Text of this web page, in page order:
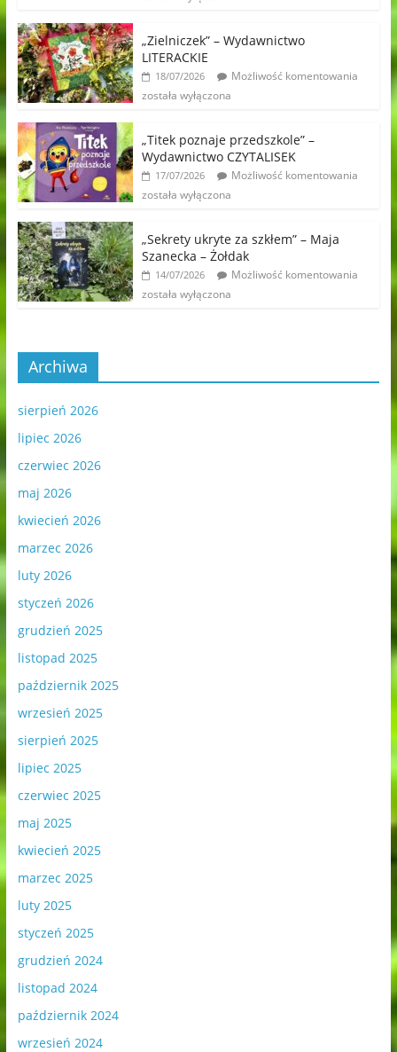
„Zielniczek” – Wydawnictwo
LITERACKIE
18/07/2026
Możliwość komentowania
została wyłączona
„Titek poznaje przedszkole” –
Wydawnictwo CZYTALISEK
17/07/2026
Możliwość komentowania
została wyłączona
„Sekrety ukryte za szkłem” – Maja
Szanecka – Żołdak
14/07/2026
Możliwość komentowania
została wyłączona
Archiwa
sierpień 2026
lipiec 2026
czerwiec 2026
maj 2026
kwiecień 2026
marzec 2026
luty 2026
styczeń 2026
grudzień 2025
listopad 2025
październik 2025
wrzesień 2025
sierpień 2025
lipiec 2025
czerwiec 2025
maj 2025
kwiecień 2025
marzec 2025
luty 2025
styczeń 2025
grudzień 2024
listopad 2024
październik 2024
wrzesień 2024